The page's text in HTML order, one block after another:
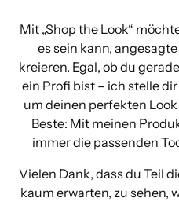
in
den
Warenkorb
legen
Mit „Shop the Look“
es sein kann,
kreieren. Egal, ob du
ein Profi bist – ich stelle
um deinen perfekten
Beste: Mit meinen
immer die passenden
Vielen Dank, dass du Teil
kaum erwarten, zu sehen,